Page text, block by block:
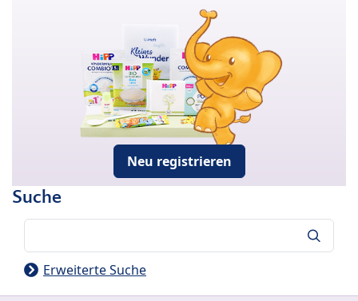
Neu registrieren
Suche
Erweiterte Suche